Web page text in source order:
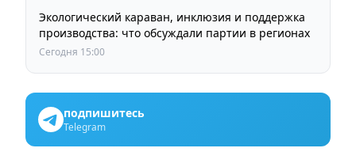
Экологический караван, инклюзия и поддержка
производства: что обсуждали партии в регионах
Сегодня 15:00
подпишитесь
Telegram